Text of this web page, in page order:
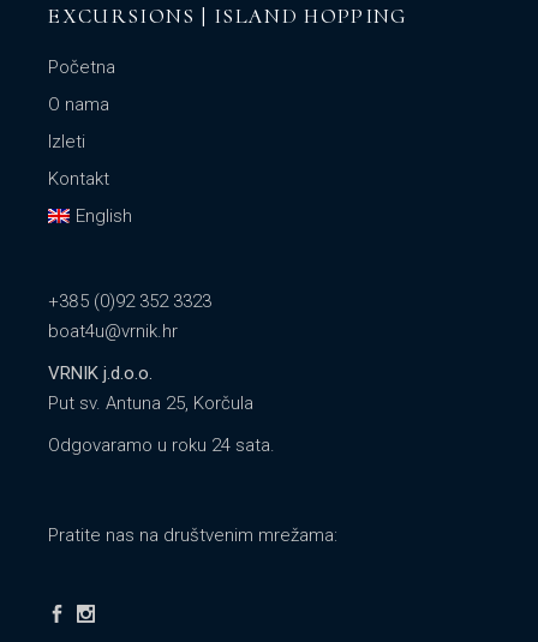
EXCURSIONS | ISLAND HOPPING
Početna
O nama
Izleti
Kontakt
English
+385 (0)92 352 3323
boat4u@vrnik.hr
VRNIK j.d.o.o.
Put sv. Antuna 25, Korčula
Odgovaramo u roku 24 sata.
Pratite nas na društvenim mrežama: